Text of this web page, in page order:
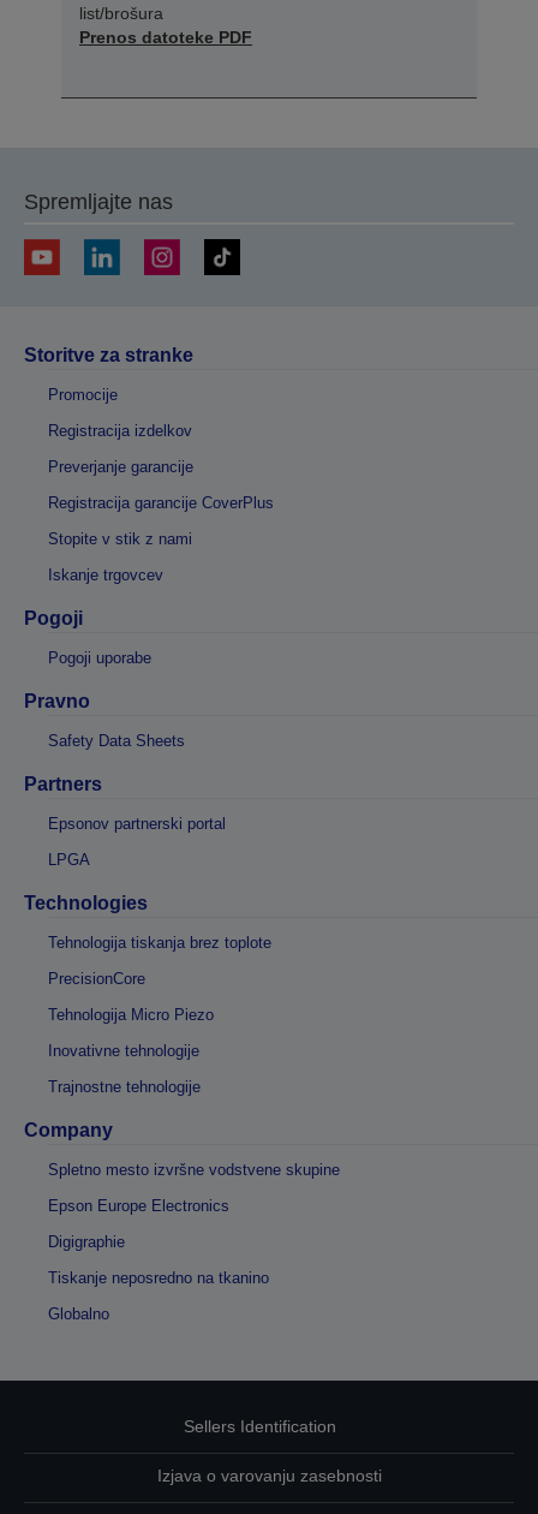
list/brošura
Prenos datoteke PDF
Spremljajte nas
Storitve za stranke
Promocije
Registracija izdelkov
Preverjanje garancije
Registracija garancije CoverPlus
Stopite v stik z nami
Iskanje trgovcev
Pogoji
Pogoji uporabe
Pravno
Safety Data Sheets
Partners
Epsonov partnerski portal
LPGA
Technologies
Tehnologija tiskanja brez toplote
PrecisionCore
Tehnologija Micro Piezo
Inovativne tehnologije
Trajnostne tehnologije
Company
Spletno mesto izvršne vodstvene skupine
Epson Europe Electronics
Digigraphie
Tiskanje neposredno na tkanino
Globalno
Sellers Identification
Izjava o varovanju zasebnosti